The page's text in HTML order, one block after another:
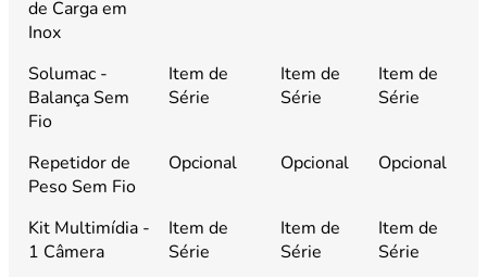
de Carga em
Inox
Solumac -
Balança Sem
Fio
Item de
Série
Item de
Série
Item de
Série
Repetidor de
Peso Sem Fio
Opcional Opcional Opcional
Kit Multimídia -
1 Câmera
Item de
Série
Item de
Série
Item de
Série